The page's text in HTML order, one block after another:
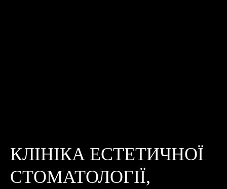
КЛІНІКА ЕСТЕТИЧНОЇ
СТОМАТОЛОГІЇ,